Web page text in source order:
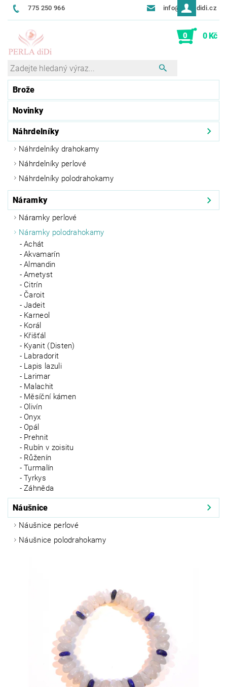
775 250 966 info@perladidi.cz
0 0 Kč
Brože
Náhrdelníky
Náhrdelníky drahokamy
Náhrdelníky perlové
Náhrdelníky polodrahokamy
Náramky
Náramky perlové
Náramky polodrahokamy
Achát
Akvamarín
Almandin
Ametyst
Citrín
Čaroit
Jadeit
Karneol
Korál
Křišťál
Kyanit (Disten)
Labradorit
Lapis lazuli
Larimar
Malachit
Měsíční kámen
Olivín
Onyx
Opál
Prehnit
Rubín v zoisitu
Růženín
Turmalín
Tyrkys
Záhněda
Náušnice
Náušnice perlové
Náušnice polodrahokamy
Novinky